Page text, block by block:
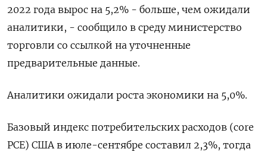
2022 года вырос на 5,2% - больше, чем ожидали
аналитики, - сообщило в среду министерство
торговли со ссылкой на уточненные
предварительные данные.
Аналитики ожидали роста экономики на 5,0%.
Базовый индекс потребительских расходов (сore
PCE) США в июле-сентябре составил 2,3%, тогда